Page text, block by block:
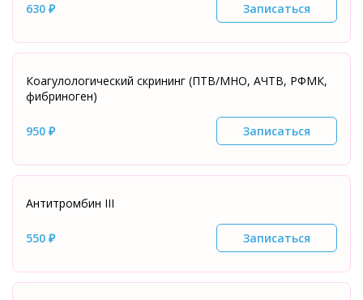
630 ₽ Записаться
Коагулологический скрининг (ПТВ/МНО, АЧТВ, РФМК,
фибриноген)
950 ₽ Записаться
Антитромбин III
550 ₽ Записаться